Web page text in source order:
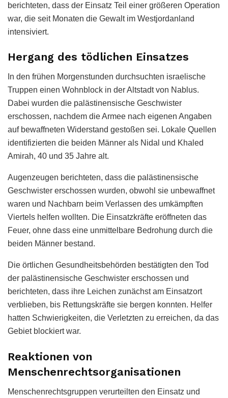
berichteten, dass der Einsatz Teil einer größeren Operation
war, die seit Monaten die Gewalt im Westjordanland
intensiviert.
Hergang des tödlichen Einsatzes
In den frühen Morgenstunden durchsuchten israelische
Truppen einen Wohnblock in der Altstadt von Nablus.
Dabei wurden die palästinensische Geschwister
erschossen, nachdem die Armee nach eigenen Angaben
auf bewaffneten Widerstand gestoßen sei. Lokale Quellen
identifizierten die beiden Männer als Nidal und Khaled
Amirah, 40 und 35 Jahre alt.
Augenzeugen berichteten, dass die palästinensische
Geschwister erschossen wurden, obwohl sie unbewaffnet
waren und Nachbarn beim Verlassen des umkämpften
Viertels helfen wollten. Die Einsatzkräfte eröffneten das
Feuer, ohne dass eine unmittelbare Bedrohung durch die
beiden Männer bestand.
Die örtlichen Gesundheitsbehörden bestätigten den Tod
der palästinensische Geschwister erschossen und
berichteten, dass ihre Leichen zunächst am Einsatzort
verblieben, bis Rettungskräfte sie bergen konnten. Helfer
hatten Schwierigkeiten, die Verletzten zu erreichen, da das
Gebiet blockiert war.
Reaktionen von
Menschenrechtsorganisationen
Menschenrechtsgruppen verurteilten den Einsatz und